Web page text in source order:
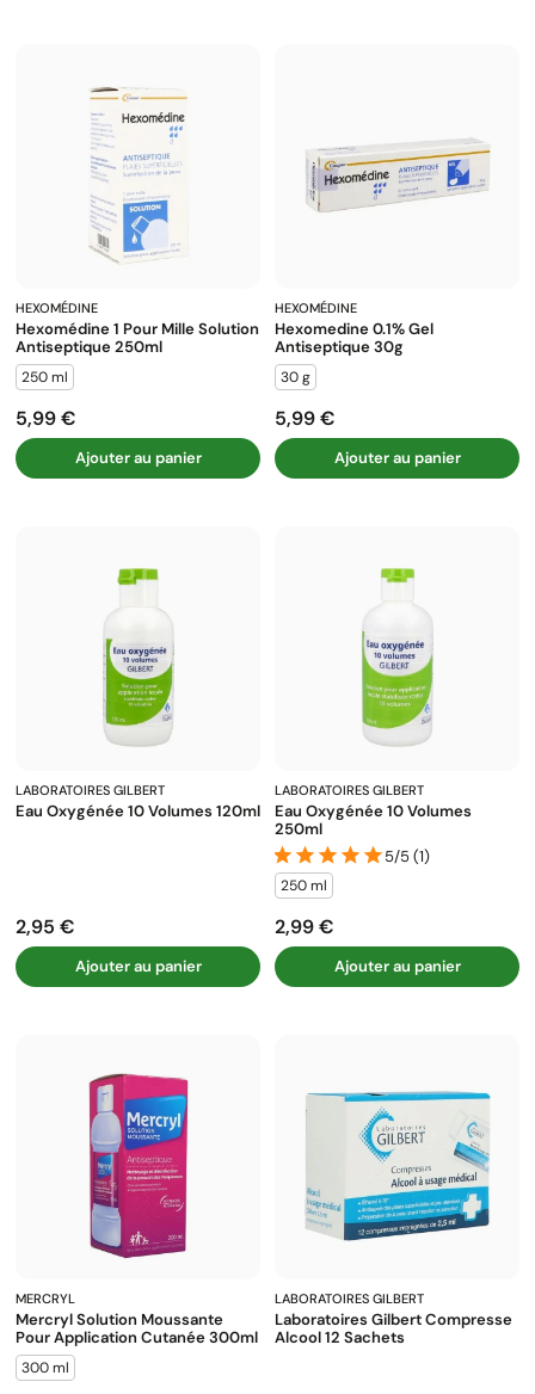
HEXOMÉDINE
Hexomédine 1 Pour Mille Solution
Antiseptique 250ml
250 ml
Prix
5,99 €
Ajouter au panier
HEXOMÉDINE
Hexomedine 0.1% Gel
Antiseptique 30g
30 g
Prix
5,99 €
Ajouter au panier
LABORATOIRES GILBERT
Eau Oxygénée 10 Volumes 120ml
Prix
2,95 €
Ajouter au panier
LABORATOIRES GILBERT
Eau Oxygénée 10 Volumes
250ml
5/5 (1)
250 ml
Prix
2,99 €
Ajouter au panier
MERCRYL
Mercryl Solution Moussante
Pour Application Cutanée 300ml
300 ml
LABORATOIRES GILBERT
Laboratoires Gilbert Compresse
Alcool 12 Sachets